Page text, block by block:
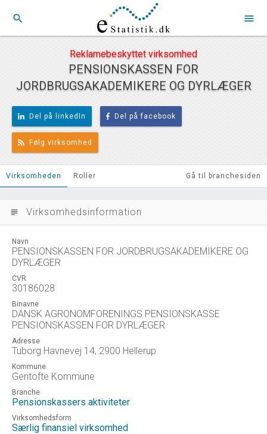
search menu
Reklamebeskyttet virksomhed
PENSIONSKASSEN FOR
JORDBRUGSAKADEMIKERE OG DYRLÆGER
Del på linkedIn Del på facebook
Følg virksomhed
Virksomheden Roller Gå til branchesiden
subject Virksomhedsinformation
Navn
PENSIONSKASSEN FOR JORDBRUGSAKADEMIKERE OG
DYRLÆGER
CVR
30186028
Binavne
DANSK AGRONOMFORENINGS PENSIONSKASSE
PENSIONSKASSEN FOR DYRLÆGER
Adresse
Tuborg Havnevej 14, 2900 Hellerup
Kommune
Gentofte Kommune
Branche
Pensionskassers aktiviteter
Virksomhedsform
Særlig finansiel virksomhed